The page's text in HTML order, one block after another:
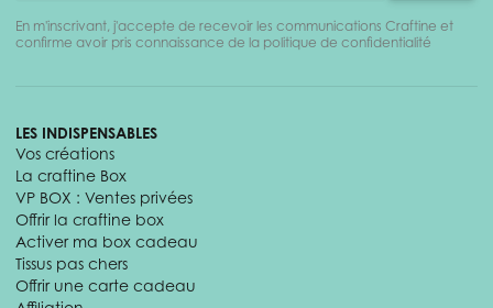
En m'inscrivant, j'accepte de recevoir les communications Craftine et
confirme avoir pris connaissance de la politique de confidentialité
LES INDISPENSABLES
Vos créations
La craftine Box
VP BOX : Ventes privées
Offrir la craftine box
Activer ma box cadeau
Tissus pas chers
Offrir une carte cadeau